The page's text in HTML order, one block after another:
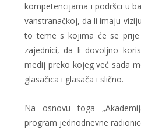
kompetencijama i podršci u
vanstranačkoj, da li imaju
to teme s kojima će se
zajednici, da li dovoljno
medij preko kojeg već sada
glasačica i glasača i slično.
Na osnovu toga
program jednodnevne